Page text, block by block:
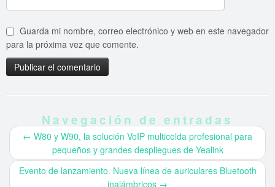
Guarda mi nombre, correo electrónico y web en este navegador
para la próxima vez que comente.
Navegación de entradas
← W80 y W90, la solución VoIP multicelda profesional para
pequeños y grandes despliegues de Yealink
Evento de lanzamiento. Nueva línea de auriculares Bluetooth
inalámbricos →